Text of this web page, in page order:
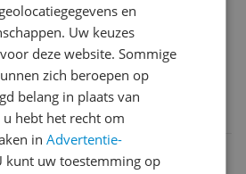
specificaties
naar een hoger niveau tillen
en
Uw keuzes
deze website. Sommige
zich beroepen op
belang in plaats van
hebt het recht om
inAdvertentie-
kunt uw toestemming op